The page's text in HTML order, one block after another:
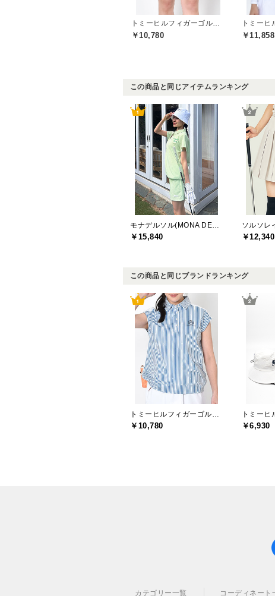
￥10,780 ￥11,858
この商品と同じアイテムランキング
￥15,840 ￥12,340
この商品と同じブランドランキング
￥10,780 ￥6,930
カテゴリー一覧 コーディネート